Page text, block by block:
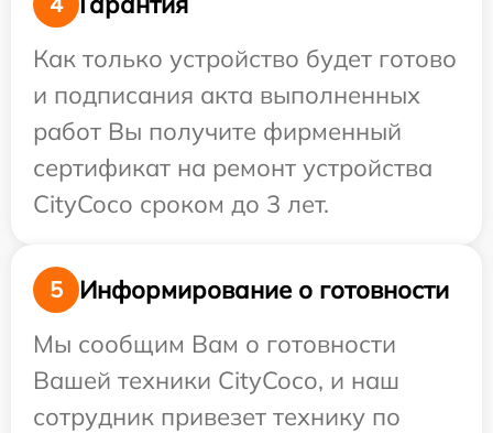
Как только устройство будет готово
и подписания акта выполненных
работ Вы получите фирменный
сертификат на ремонт устройства
CityCoco сроком до 3 лет.
5
Информирование о готовности
Мы сообщим Вам о готовности
Вашей техники CityCoco, и наш
сотрудник привезет технику по